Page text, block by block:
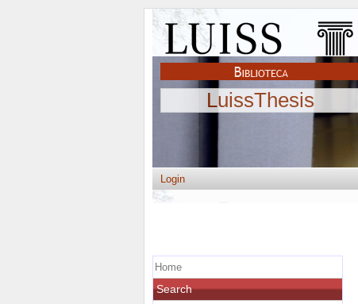
LuissThesis
Login
Home
Search